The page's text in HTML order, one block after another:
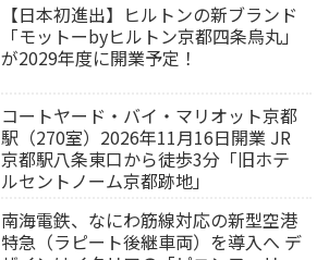
【日本初進出】ヒルトンの新ブランド
「モットーbyヒルトン京都四条烏丸」
が2029年度に開業予定！
コートヤード・バイ・マリオット京都
駅（270室）2026年11月16日開業 JR
京都駅八条東口から徒歩3分「旧ホテ
ルセントノーム京都跡地」
南海電鉄、なにわ筋線対応の新型空港
特急（ラピート後継車両）を導入へ デ